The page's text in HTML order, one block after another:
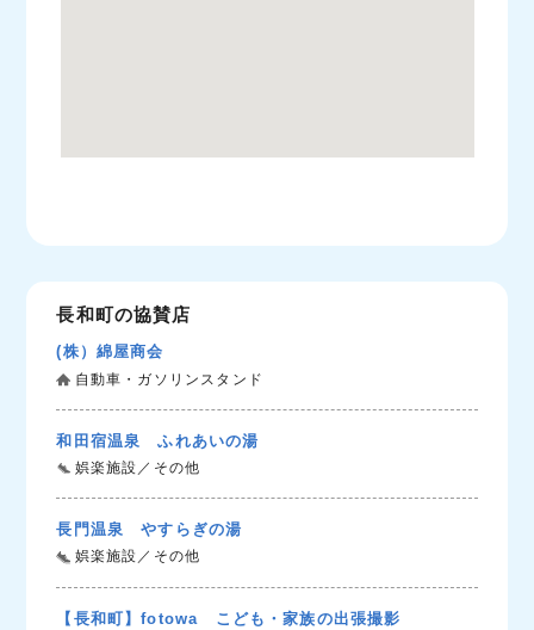
長和町の協賛店
(株）綿屋商会
自動車・ガソリンスタンド
和田宿温泉 ふれあいの湯
娯楽施設／その他
長門温泉 やすらぎの湯
娯楽施設／その他
【長和町】fotowa こども・家族の出張撮影